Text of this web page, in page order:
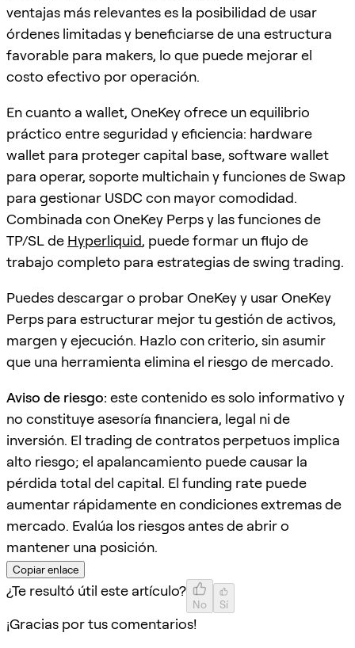
ventajas más relevantes es la posibilidad de usar
órdenes limitadas y beneficiarse de una estructura
favorable para makers, lo que puede mejorar el
costo efectivo por operación.
En cuanto a wallet, OneKey ofrece un equilibrio
práctico entre seguridad y eficiencia: hardware
wallet para proteger capital base, software wallet
para operar, soporte multichain y funciones de Swap
para gestionar USDC con mayor comodidad.
Combinada con OneKey Perps y las funciones de
TP/SL de Hyperliquid, puede formar un flujo de
trabajo completo para estrategias de swing trading.
Puedes descargar o probar OneKey y usar OneKey
Perps para estructurar mejor tu gestión de activos,
margen y ejecución. Hazlo con criterio, sin asumir
que una herramienta elimina el riesgo de mercado.
Aviso de riesgo: este contenido es solo informativo y
no constituye asesoría financiera, legal ni de
inversión. El trading de contratos perpetuos implica
alto riesgo; el apalancamiento puede causar la
pérdida total del capital. El funding rate puede
aumentar rápidamente en condiciones extremas de
mercado. Evalúa los riesgos antes de abrir o
mantener una posición.
Copiar enlace
¿Te resultó útil este artículo?
No Sí
¡Gracias por tus comentarios!